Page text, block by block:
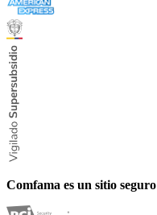
Comfama es un sitio seguro